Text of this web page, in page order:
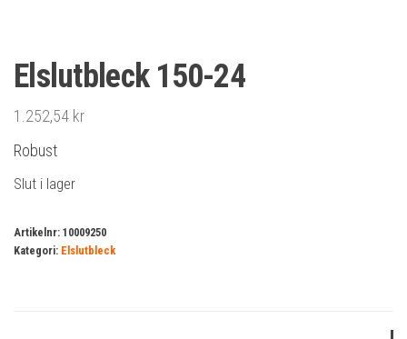
Elslutbleck 150-24
1.252,54 kr
Robust
Slut i lager
Artikelnr: 10009250
Kategori: Elslutbleck